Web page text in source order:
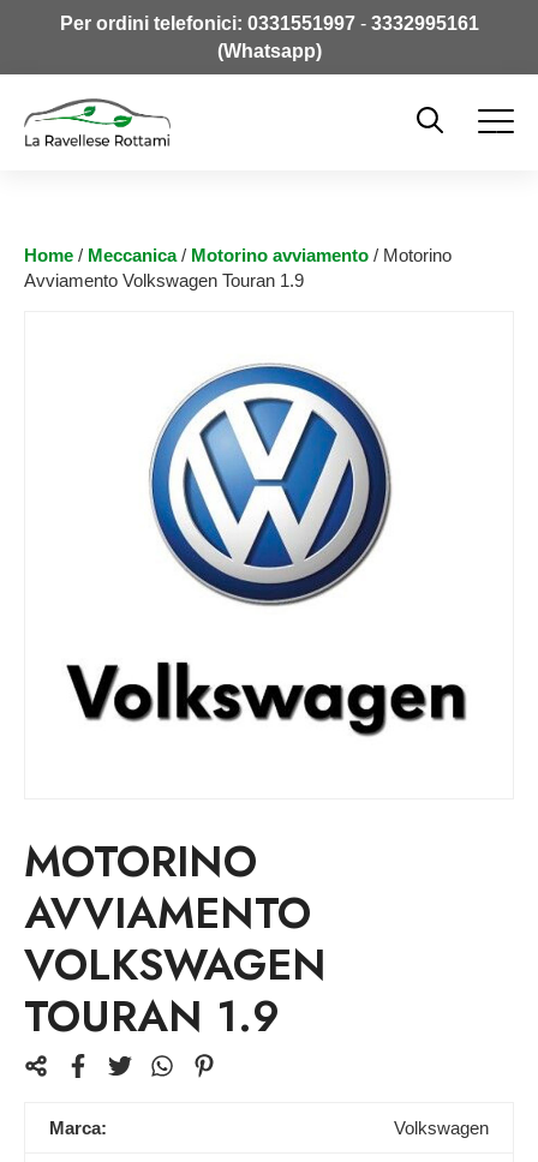
Per ordini telefonici: 0331551997- 3332995161
(Whatsapp)
Home / Meccanica/ Motorino avviamento / Motorino
Avviamento Volkswagen Touran 1.9
MOTORINO
AVVIAMENTO
VOLKSWAGEN
TOURAN 1.9
Marca: Volkswagen